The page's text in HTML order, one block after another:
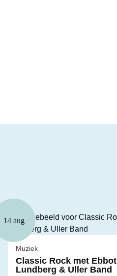
14 aug
Muziek
Classic Rock met Ebbot
Lundberg & Uller Band